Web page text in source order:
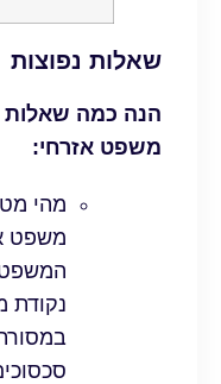
שאלות נפוצות
הנה כמה שאלות
משפט אזרחי:
מהי
משפט
נקודת